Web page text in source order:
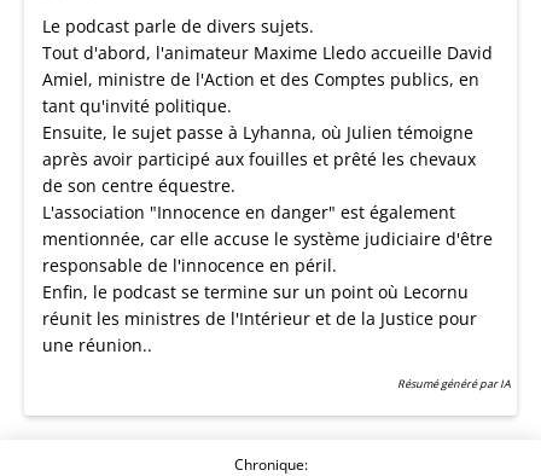
Le podcast parle de divers sujets.
Tout d'abord, l'animateur Maxime Lledo accueille David
Amiel, ministre de l'Action et des Comptes publics, en
tant qu'invité politique.
Ensuite, le sujet passe à Lyhanna, où Julien témoigne
après avoir participé aux fouilles et prêté les chevaux
de son centre équestre.
L'association "Innocence en danger" est également
mentionnée, car elle accuse le système judiciaire d'être
responsable de l'innocence en péril.
Enfin, le podcast se termine sur un point où Lecornu
réunit les ministres de l'Intérieur et de la Justice pour
une réunion..
Résumé généré par IA
Chronique: